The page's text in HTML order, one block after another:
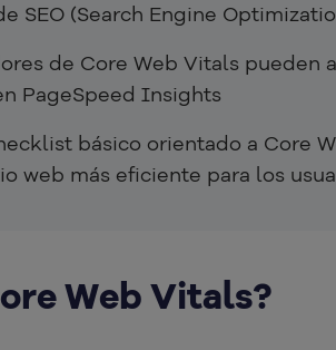
SEO (Search Engine
de Core Web Vitals pueden
PageSpeed Insights
básico orientado a Core
web más eficiente para los
Web Vitals?